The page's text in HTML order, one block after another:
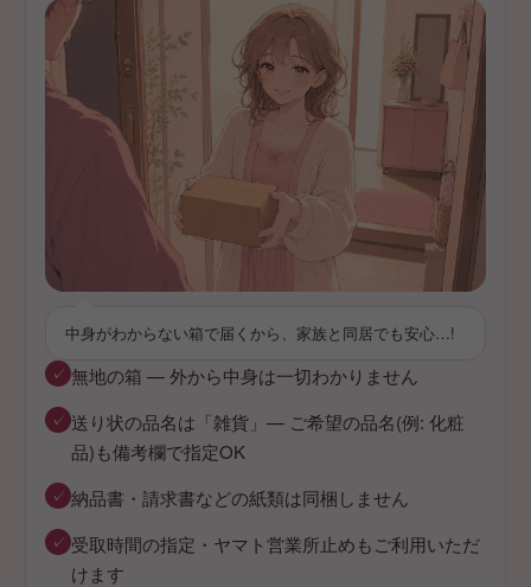
中身がわからない箱で届くから、家族と同居でも安心…!
✓ 無地の箱 — 外から中身は一切わかりません
✓ 送り状の品名は「雑貨」— ご希望の品名(例: 化粧
品)も備考欄で指定OK
✓ 納品書・請求書などの紙類は同梱しません
✓ 受取時間の指定・ヤマト営業所止めもご利用いただ
けます